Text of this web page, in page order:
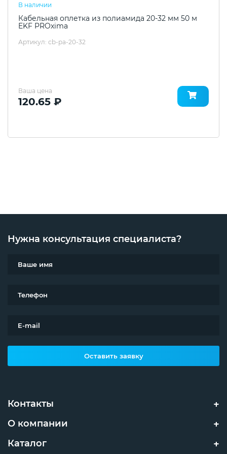
В наличии
Кабельная оплетка из полиамида 20-32 мм 50 м
EKF PROxima
Артикул: cb-pa-20-32
Ваша цена
120.65 ₽
Нужна консультация специалиста?
Оставить заявку
Контакты
О компании
Каталог